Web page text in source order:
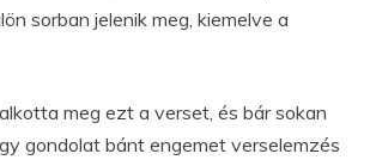
sorban jelenik meg, kiemelve a
meg ezt a verset, és bár sokan
gondolat bánt engemet verselemzés